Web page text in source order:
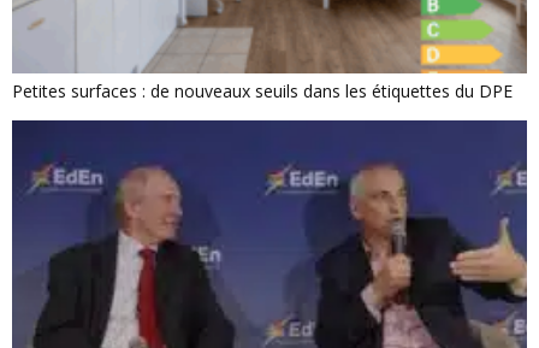
Petites surfaces : de nouveaux seuils dans les étiquettes du DPE